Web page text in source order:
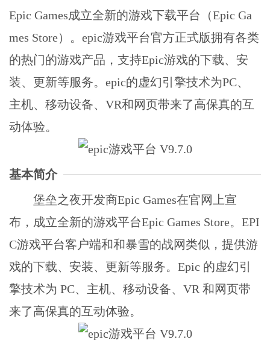
Epic Games成立全新的游戏下载平台（Epic Ga
mes Store）。epic游戏平台官方正式版拥有各类
的热门的游戏产品，支持Epic游戏的下载、安
装、更新等服务。epic的虚幻引擎技术为PC、
主机、移动设备、VR和网页带来了高保真的互
动体验。
基本简介
堡垒之夜开发商Epic Games在官网上宣
布，成立全新的游戏平台Epic Games Store。EPI
C游戏平台客户端和和暴雪的战网类似，提供游
戏的下载、安装、更新等服务。Epic 的虚幻引
擎技术为 PC、主机、移动设备、VR 和网页带
来了高保真的互动体验。